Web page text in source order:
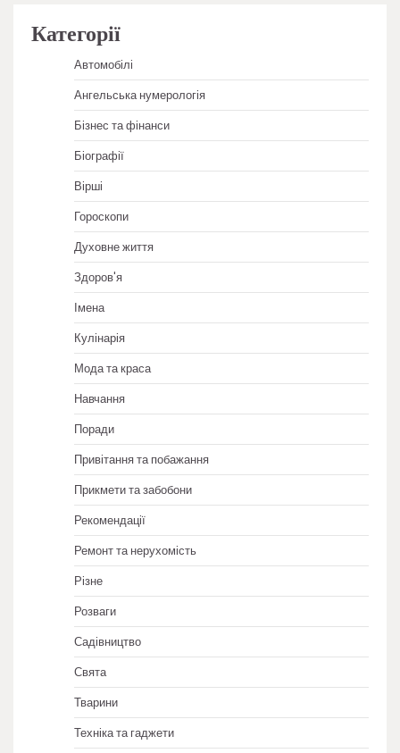
Категорії
Автомобілі
Ангельська нумерологія
Бізнес та фінанси
Біографії
Вірші
Гороскопи
Духовне життя
Здоров'я
Імена
Кулінарія
Мода та краса
Навчання
Поради
Привітання та побажання
Прикмети та забобони
Рекомендації
Ремонт та нерухомість
Різне
Розваги
Садівництво
Свята
Тварини
Техніка та гаджети